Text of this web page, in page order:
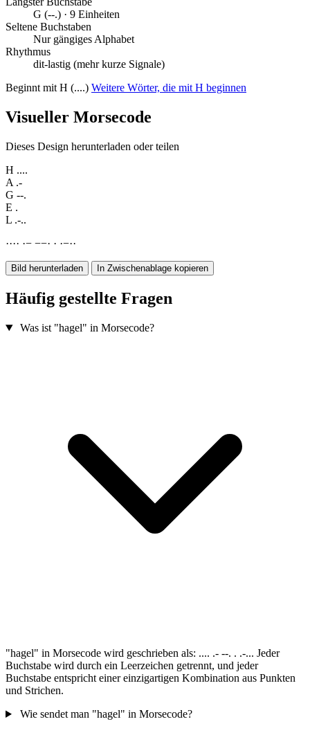
G (--.) · 9 Einheiten
Seltene Buchstaben
Nur gängiges Alphabet
Rhythmus
dit-lastig (mehr kurze Signale)
Beginnt mit H (....) Weitere Wörter, die mit H beginnen
Visueller Morsecode
Dieses Design herunterladen oder teilen
H ....
A .-
G --.
E .
L .-..
···· ·− −−· · ·−··
Bild herunterladen In Zwischenablage kopieren
Häufig gestellte Fragen
Was ist "hagel" in Morsecode?
"hagel" in Morsecode wird geschrieben als: .... .- --. . .-... Jeder
Buchstabe wird durch ein Leerzeichen getrennt, und jeder
Buchstabe entspricht einer einzigartigen Kombination aus Punkten
und Strichen.
Wie sendet man "hagel" in Morsecode?